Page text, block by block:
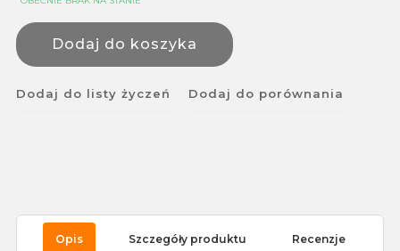
Dodaj do koszyka
Dodaj do listy życzeń Dodaj do porównania
Opis Szczegóły produktu Recenzje